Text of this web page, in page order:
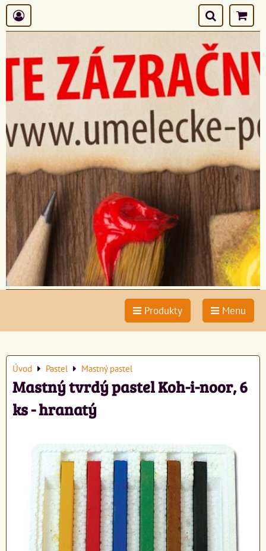
Produkty Menu
Úvod Pastel Mastný pastel
Mastný tvrdý pastel Koh-i-noor, 6
ks - hranatý